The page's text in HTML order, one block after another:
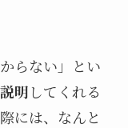
らない」とい
明してくれる
には、なんと